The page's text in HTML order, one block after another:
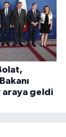
araya geldi